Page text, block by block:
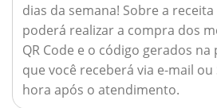
dias da semana! Sobre a
poderá realizar a compra dos
QR Code e o código gerados
que você receberá via e-mail ou
hora após o atendimento.